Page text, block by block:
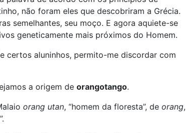
não foram eles que descobriram a Grécia.
semelhantes, seu moço. E agora aquiete-se
geneticamente mais próximos do Homem.
certos aluninhos, permito-me discordar com
a origem de orangotango.
orang utan, “homem da floresta”, de orang,